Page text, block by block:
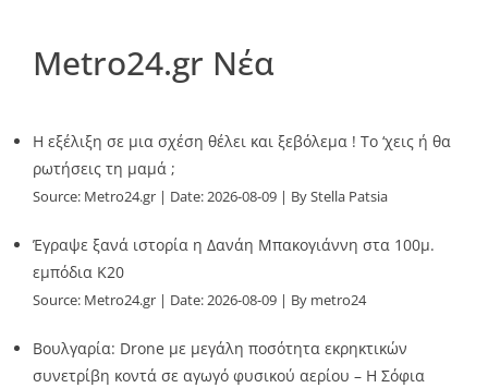
Metro24.gr Νέα
Η εξέλιξη σε μια σχέση θέλει και ξεβόλεμα ! Το ‘χεις ή θα
ρωτήσεις τη μαμά ;
Source: Metro24.gr Date: 2026-08-09 By Stella Patsia
Έγραψε ξανά ιστορία η Δανάη Μπακογιάννη στα 100μ.
εμπόδια Κ20
Source: Metro24.gr Date: 2026-08-09 By metro24
Βουλγαρία: Drone με μεγάλη ποσότητα εκρηκτικών
συνετρίβη κοντά σε αγωγό φυσικού αερίου – Η Σόφια